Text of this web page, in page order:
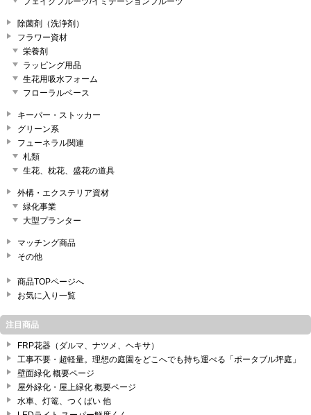
除菌剤（洗浄剤）
フラワー資材
栄養剤
ラッピング用品
生花用吸水フォーム
フローラルベース
キーパー・ストッカー
グリーン系
フューネラル関連
札類
生花、枕花、盛花の道具
外構・エクステリア資材
緑化事業
大型プランター
マッチング商品
その他
商品TOPページへ
お気に入り一覧
注目商品
FRP花器（ダルマ、ナツメ、ヘキサ）
工事不要・超軽量。理想の庭園をどこへでも持ち運べる「ポータブル坪庭」
壁面緑化 概要ページ
屋外緑化・屋上緑化 概要ページ
水車、灯篭、つくばい 他